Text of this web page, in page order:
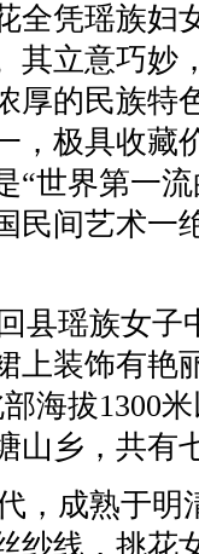
全凭瑶族妇
其立意巧妙
厚的民族特
，极具收藏
“世界第一
民间艺术一
县瑶族女子
上装饰有艳
海拔1300
山乡，共有
，成熟于明
纱线，挑花